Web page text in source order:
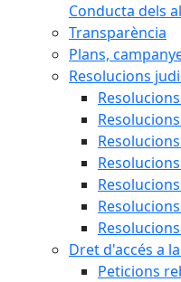
Conducta dels
Transparència
Plans,
Resolucions
Dret d'accés a
Peticions